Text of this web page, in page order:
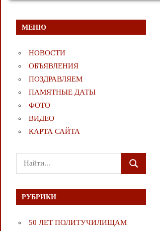
МЕНЮ
НОВОСТИ
ОБЪЯВЛЕНИЯ
ПОЗДРАВЛЯЕМ
ПАМЯТНЫЕ ДАТЫ
ФОТО
ВИДЕО
КАРТА САЙТА
Поиск
для:
ПОИСК
РУБРИКИ
50 ЛЕТ ПОЛИТУЧИЛИЩАМ